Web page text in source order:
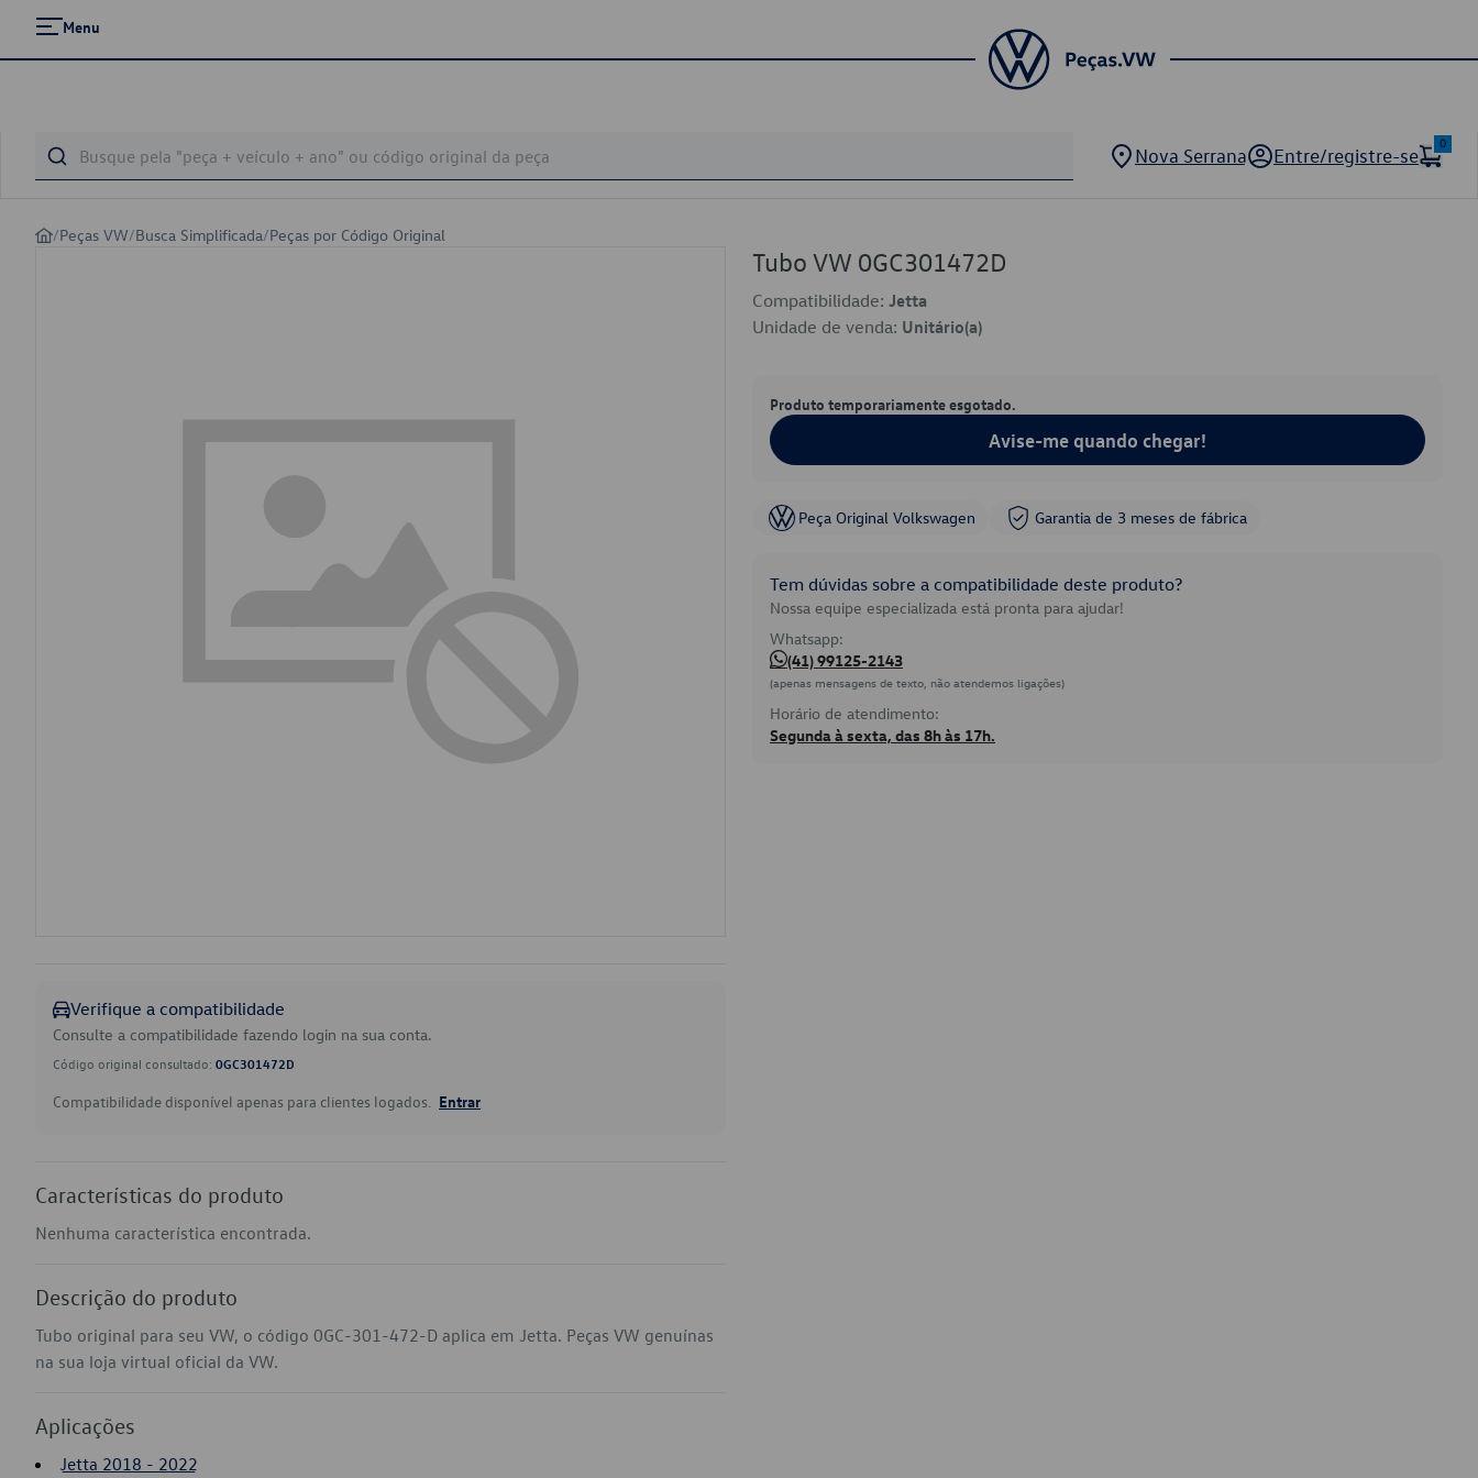
Menu
Nova Serrana Entre/registre-se
0
/Peças VW/Busca Simplificada/Peças por Código Original
Verifique a compatibilidade
Consulte a compatibilidade fazendo login na sua conta.
Código original consultado: 0GC301472D
Compatibilidade disponível apenas para clientes logados. Entrar
Características do produto
Nenhuma característica encontrada.
Descrição do produto
Tubo original para seu VW, o código 0GC-301-472-D aplica em Jetta. Peças VW genuínas
na sua loja virtual oficial da VW.
Aplicações
Jetta 2018 - 2022
Tubo VW 0GC301472D
Compatibilidade: Jetta
Unidade de venda: Unitário(a)
Produto temporariamente esgotado.
Avise-me quando chegar!
Peça Original Volkswagen Garantia de 3 meses de fábrica
Tem dúvidas sobre a compatibilidade deste produto?
Nossa equipe especializada está pronta para ajudar!
Whatsapp:
(41) 99125-2143
(apenas mensagens de texto, não atendemos ligações)
Horário de atendimento:
Segunda à sexta, das 8h às 17h.